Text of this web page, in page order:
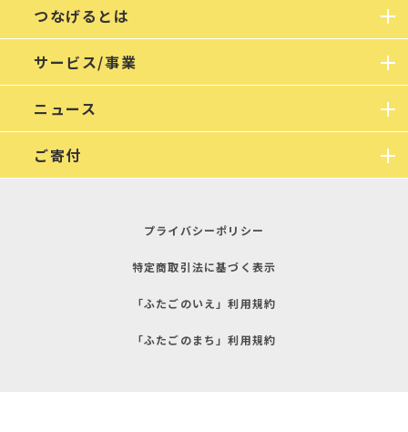
つなげるとは
サービス/事業
ニュース
ご寄付
プライバシーポリシー
特定商取引法に基づく表示
「ふたごのいえ」利用規約
「ふたごのまち」利用規約